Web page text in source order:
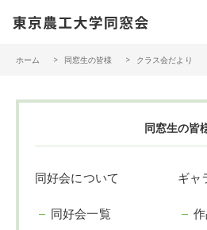
ホーム 同窓生の皆様 クラス会だより
同窓生の皆
同好会について
同好会一覧
ギャ